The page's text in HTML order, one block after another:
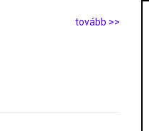
tovább >>